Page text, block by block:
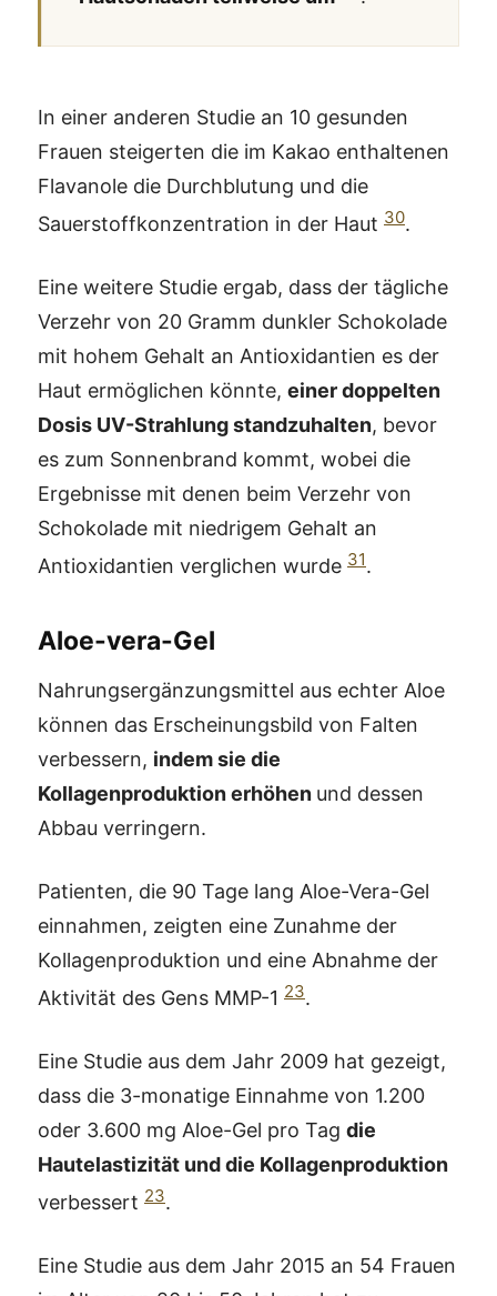
In einer anderen Studie an 10 gesunden
Frauen steigerten die im Kakao enthaltenen
Flavanole die Durchblutung und die
Sauerstoffkonzentration in der Haut 30.
Eine weitere Studie ergab, dass der tägliche
Verzehr von 20 Gramm dunkler Schokolade
mit hohem Gehalt an Antioxidantien es der
Haut ermöglichen könnte, einer doppelten
Dosis UV-Strahlung standzuhalten, bevor
es zum Sonnenbrand kommt, wobei die
Ergebnisse mit denen beim Verzehr von
Schokolade mit niedrigem Gehalt an
Antioxidantien verglichen wurde 31.
Aloe-vera-Gel
Nahrungsergänzungsmittel aus echter Aloe
können das Erscheinungsbild von Falten
verbessern, indem sie die
Kollagenproduktion erhöhen und dessen
Abbau verringern.
Patienten, die 90 Tage lang Aloe-Vera-Gel
einnahmen, zeigten eine Zunahme der
Kollagenproduktion und eine Abnahme der
Aktivität des Gens MMP-1 23.
Eine Studie aus dem Jahr 2009 hat gezeigt,
dass die 3-monatige Einnahme von 1.200
oder 3.600 mg Aloe-Gel pro Tag die
Hautelastizität und die Kollagenproduktion
verbessert 23.
Eine Studie aus dem Jahr 2015 an 54 Frauen